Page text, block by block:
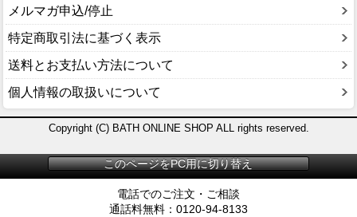
メルマガ申込/停止
特定商取引法に基づく表示
送料とお支払い方法について
個人情報の取扱いについて
Copyright (C) BATH ONLINE SHOP ALL rights reserved.
電話でのご注文・ご相談
通話料無料：0120-94-8133
このページをPC用に切り替え